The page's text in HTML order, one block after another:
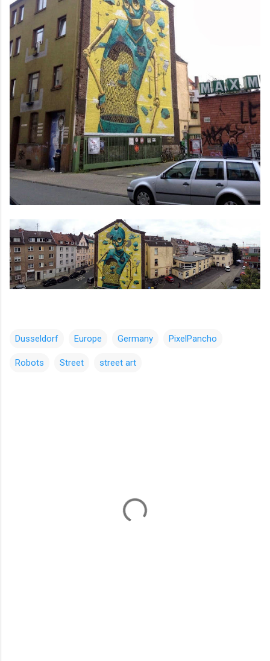
Dusseldorf Europe Germany PixelPancho
Robots Street street art